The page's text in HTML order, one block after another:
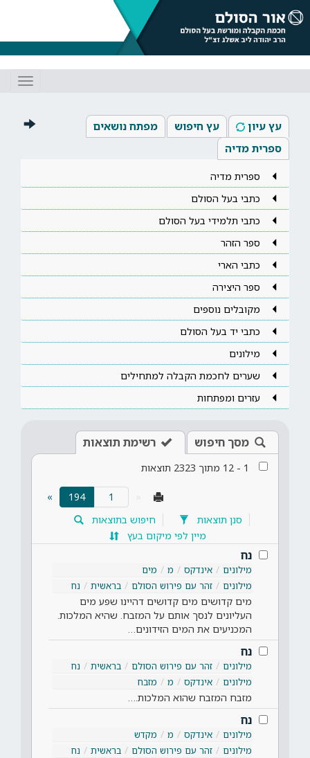
עץ עיון עץ חיפוש
מפתח נושאים
ספרית מדיה
ספרית מדיה
כתבי בעל הסולם
כתבי תלמידי בעל הסולם
ספר הזהר
כתבי הארי
ספר היצירה
מקובלים נוספים
כתבי יד בעל הסולם
מילונים
שערים לחכמת הקבלה למתחילים
עזרים ומפתחות
מסך חיפוש רשימת תוצאות
1
-
12 מתוך 2323 תוצאות
194
»
סנן תוצאות
חיפוש בתוצאות
מיין לפי מיקום בעץ
נח
מילונים אינדקס מ
מים
מילונים
זהר עם פירוש הסולם בראשית נח
מים קדושים מים קדושים דהיינו שפע מים
העליונים לנסך אותם על המזבח. שהיא המלכות.
המכניעים את המים הזידונים…
נח
מילונים זהר עם פירוש הסולם בראשית
נח
מילונים
אינדקס מ מזבח
מזבח המזבח שהוא המלכות.…
נח
מילונים אינדקס מ
מקדש
מילונים
זהר עם פירוש הסולם בראשית נח